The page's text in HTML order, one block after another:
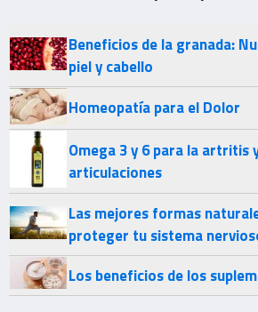
Beneficios de la granada:
piel y cabello
Homeopatía para el Dolor
Omega 3 y 6 para la artritis
articulaciones
Las mejores formas
proteger tu sistema
Los beneficios de los